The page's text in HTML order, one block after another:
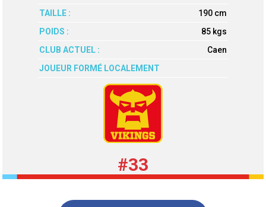
TAILLE :
190 cm
POIDS :
85 kgs
CLUB ACTUEL :
Caen
JOUEUR FORMÉ LOCALEMENT
#33